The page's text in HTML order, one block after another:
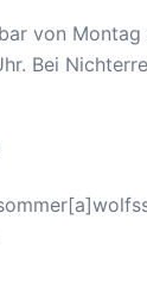
von
Bei